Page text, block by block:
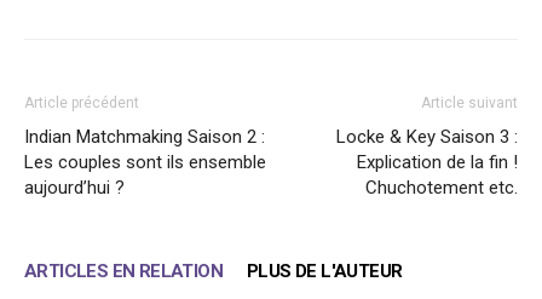
Article précédent
Indian Matchmaking Saison 2 :
Les couples sont ils ensemble
aujourd’hui ?
Article suivant
Locke & Key Saison 3 :
Explication de la fin !
Chuchotement etc.
ARTICLES EN RELATION PLUS DE L'AUTEUR